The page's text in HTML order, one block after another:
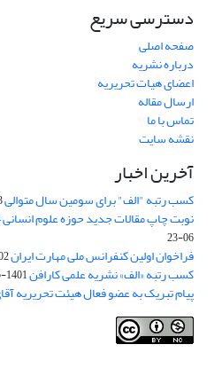
دسترسی سریع
صفحه اصلی
درباره نشریه
اعضای هیات تحریریه
ارسال مقاله
تماس با ما
نقشه سایت
آخرین اخبار
کسب رتبه "الف" برای سومین سال متوالی
نوبت چاپ مقالات جدید حوزه علوم انسانی 1404و به بعد خواهد بود
06-23
فراخوان اولین کنفرانس ملی مهارت ایران28
کسب رتبه «الف» نشریه علمی کارافن1401-05-06
پیام تبریک به عضو فعال هیئت تحریریه